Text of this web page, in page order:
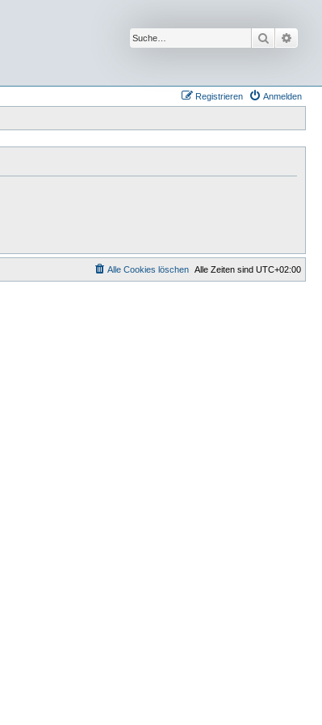
Suche
Anmelden
Registrieren
Alle Zeiten sind UTC+02:00
Alle Cookies löschen